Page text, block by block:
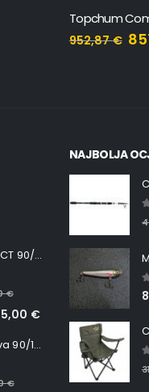
Topchum
952,87€
Minn Kota RT INSTINCT 90/115 WR QUEST
€
€
Minn Kota RT Terrova 90/115 WR QUEST
€
NAJBOLJA